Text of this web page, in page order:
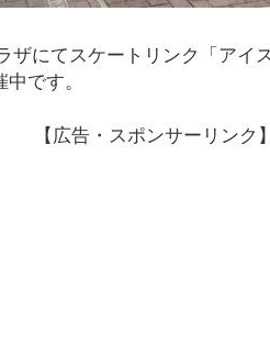
ザにてスケートリンク「アイ
です。
【広告・スポンサーリンク】